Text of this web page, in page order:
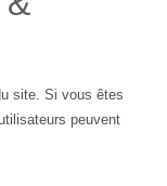
site. Si vous êtes
peuvent